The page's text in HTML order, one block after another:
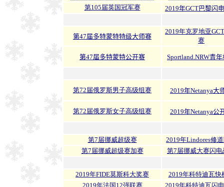
第105届英国冠军赛
2019年GCT巴黎闪
第47届多特蒙特特级大师赛
2019年克罗地亚
赛
第47届多特蒙特公开赛 Sportland.NRW青
第72届俄罗斯男子高级组赛 2019年Netanya大
第72届俄罗斯女子高级组赛 2019年Netanya公
第7届挪威超级赛
2019年Lindores修
第7届挪威超级赛加赛
第7届挪威大赛闪电
2019年FIDE莫斯科大奖赛
2019年科特迪瓦快
2019年法国12强联赛
2019年科特迪瓦闪